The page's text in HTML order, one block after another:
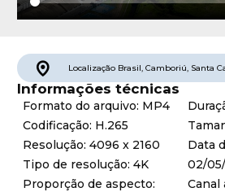
Localização Brasil, Camboriú, Santa
Informações técnicas
Formato do arquivo: MP4
Codificação: H.265
Resolução: 4096 x 2160
Tipo de resolução: 4K
Proporção de aspecto:
Data
02/
Canal